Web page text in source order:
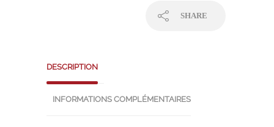
SHARE
DESCRIPTION
INFORMATIONS COMPLÉMENTAIRES